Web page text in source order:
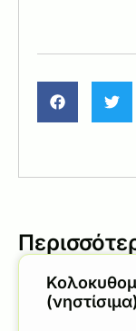
(νηστίσιμα)